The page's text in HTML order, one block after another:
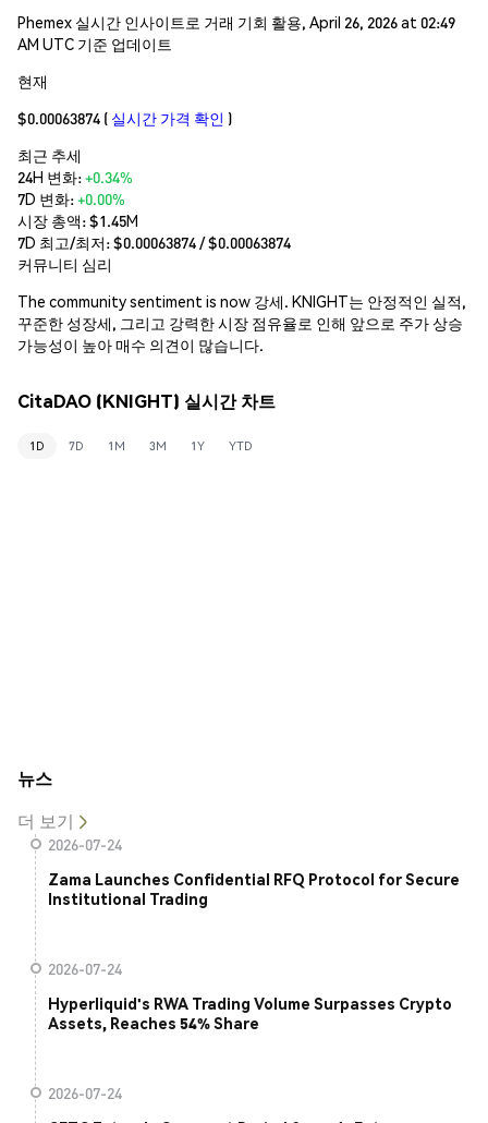
Phemex 실시간 인사이트로 거래 기회 활용, April 26, 2026 at 02:49
AM UTC 기준 업데이트
현재
$0.00063874 ( 실시간 가격 확인 )
최근 추세
24H 변화:+0.34%
7D 변화:+0.00%
시장 총액:$1.45M
7D 최고/최저: $0.00063874/ $0.00063874
커뮤니티 심리
The community sentiment is now 강세. KNIGHT는 안정적인 실적,
꾸준한 성장세, 그리고 강력한 시장 점유율로 인해 앞으로 주가 상승
가능성이 높아 매수 의견이 많습니다.
CitaDAO (KNIGHT) 실시간 차트
1D 7D 1M 3M 1Y YTD
뉴스
더 보기
2026-07-24
Zama Launches Confidential RFQ Protocol for Secure
Institutional Trading
2026-07-24
Hyperliquid's RWA Trading Volume Surpasses Crypto
Assets, Reaches 54% Share
2026-07-24